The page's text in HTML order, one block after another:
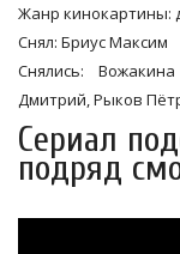
Жанр кинокартины:
Снял: Бриус Максим
Снялись:
Дмитрий, Рыков
Сериал
подряд